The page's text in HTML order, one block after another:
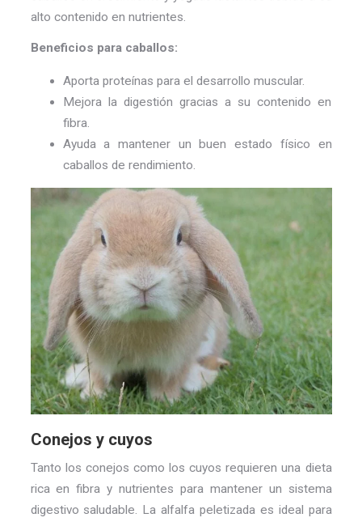
alto contenido en nutrientes.
Beneficios para caballos:
Aporta proteínas para el desarrollo muscular.
Mejora la digestión gracias a su contenido en
fibra.
Ayuda a mantener un buen estado físico en
caballos de rendimiento.
Conejos y cuyos
Tanto los conejos como los cuyos requieren una dieta
rica en fibra y nutrientes para mantener un sistema
digestivo saludable. La alfalfa peletizada es ideal para